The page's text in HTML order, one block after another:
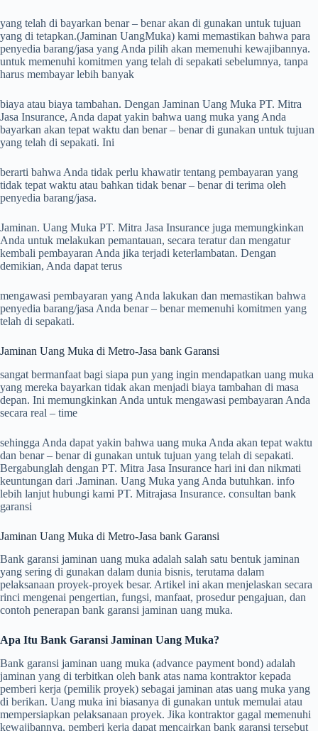
yang telah di bayarkan benar – benar akan di gunakan untuk tujuan
yang di tetapkan.(Jaminan UangMuka) kami memastikan bahwa para
penyedia barang/jasa yang Anda pilih akan memenuhi kewajibannya.
untuk memenuhi komitmen yang telah di sepakati sebelumnya, tanpa
harus membayar lebih banyak
biaya atau biaya tambahan. Dengan Jaminan Uang Muka PT. Mitra
Jasa Insurance, Anda dapat yakin bahwa uang muka yang Anda
bayarkan akan tepat waktu dan benar – benar di gunakan untuk tujuan
yang telah di sepakati. Ini
berarti bahwa Anda tidak perlu khawatir tentang pembayaran yang
tidak tepat waktu atau bahkan tidak benar – benar di terima oleh
penyedia barang/jasa.
Jaminan. Uang Muka PT. Mitra Jasa Insurance juga memungkinkan
Anda untuk melakukan pemantauan, secara teratur dan mengatur
kembali pembayaran Anda jika terjadi keterlambatan. Dengan
demikian, Anda dapat terus
mengawasi pembayaran yang Anda lakukan dan memastikan bahwa
penyedia barang/jasa Anda benar – benar memenuhi komitmen yang
telah di sepakati.
Jaminan Uang Muka di Metro-Jasa bank Garansi
sangat bermanfaat bagi siapa pun yang ingin mendapatkan uang muka
yang mereka bayarkan tidak akan menjadi biaya tambahan di masa
depan. Ini memungkinkan Anda untuk mengawasi pembayaran Anda
secara real – time
sehingga Anda dapat yakin bahwa uang muka Anda akan tepat waktu
dan benar – benar di gunakan untuk tujuan yang telah di sepakati.
Bergabunglah dengan PT. Mitra Jasa Insurance hari ini dan nikmati
keuntungan dari .Jaminan. Uang Muka yang Anda butuhkan. info
lebih lanjut hubungi kami PT. Mitrajasa Insurance. consultan bank
garansi
Jaminan Uang Muka di Metro-Jasa bank Garansi
Bank garansi jaminan uang muka adalah salah satu bentuk jaminan
yang sering di gunakan dalam dunia bisnis, terutama dalam
pelaksanaan proyek-proyek besar. Artikel ini akan menjelaskan secara
rinci mengenai pengertian, fungsi, manfaat, prosedur pengajuan, dan
contoh penerapan bank garansi jaminan uang muka.
Apa Itu Bank Garansi Jaminan Uang Muka?
Bank garansi jaminan uang muka (advance payment bond) adalah
jaminan yang di terbitkan oleh bank atas nama kontraktor kepada
pemberi kerja (pemilik proyek) sebagai jaminan atas uang muka yang
di berikan. Uang muka ini biasanya di gunakan untuk memulai atau
mempersiapkan pelaksanaan proyek. Jika kontraktor gagal memenuhi
kewajibannya, pemberi kerja dapat mencairkan bank garansi tersebut